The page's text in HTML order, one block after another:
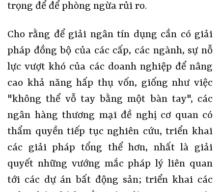
trọng để để phòng ngừa rủi ro.
Cho rằng để giải ngân tín dụng cần có giải
pháp đồng bộ của các cấp, các ngành, sự nỗ
lực vượt khó của các doanh nghiệp để nâng
cao khả năng hấp thụ vốn, giống như việc
"không thể vỗ tay bằng một bàn tay", các
ngân hàng thương mại đề nghị cơ quan có
thẩm quyền tiếp tục nghiên cứu, triển khai
các giải pháp tổng thể hơn, nhất là giải
quyết những vướng mắc pháp lý liên quan
tới các dự án bất động sản; triển khai các